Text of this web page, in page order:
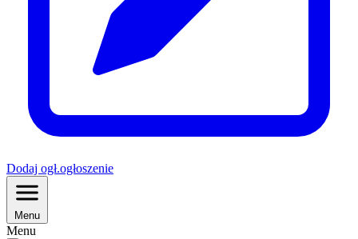
Dodaj ogł.ogłoszenie
Menu
Menu